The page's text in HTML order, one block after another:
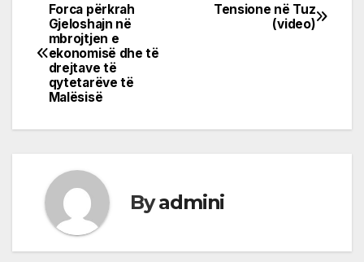
Post
navigation
Tensione në Tuz
(video)
Forca përkrah
Gjeloshajn në
mbrojtjen e
ekonomisë dhe të
drejtave të
qytetarëve të
Malësisë
Byadmini